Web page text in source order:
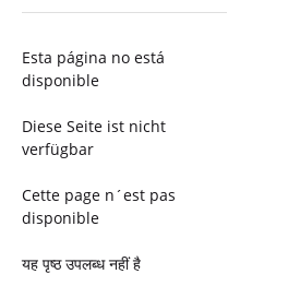
Esta página no está
disponible
Diese Seite ist nicht
verfügbar
Cette page n´est pas
disponible
यह पृष्ठ उपलब्ध नहीं है